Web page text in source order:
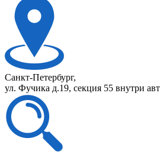
Санкт-Петербург,
ул. Фучика д.19, секция 55 внутри